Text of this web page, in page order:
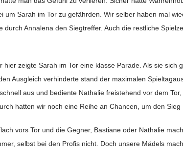
Sarah im Tor zu gefährden. Wir selber haben mal
Annalena den Siegtreffer. Auch die restliche
zeigte Sarah im Tor eine klasse Parade. Als sie sich
Ausgleich verhinderte stand der maximalen
aus und bediente Nathalie freistehend vor dem
hatten wir noch eine Reihe an Chancen, um den Sieg
vors Tor und die Gegner, Bastiane oder Nathalie
selbst bei den Profis nicht. Doch unsere Mädels